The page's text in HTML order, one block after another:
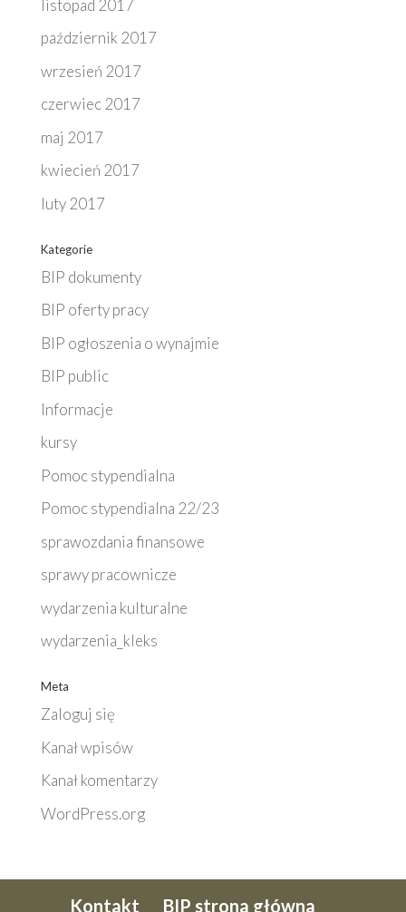
listopad 2017
październik 2017
wrzesień 2017
czerwiec 2017
maj 2017
kwiecień 2017
luty 2017
Kategorie
BIP dokumenty
BIP oferty pracy
BIP ogłoszenia o wynajmie
BIP public
Informacje
kursy
Pomoc stypendialna
Pomoc stypendialna 22/23
sprawozdania finansowe
sprawy pracownicze
wydarzenia kulturalne
wydarzenia_kleks
Meta
Zaloguj się
Kanał wpisów
Kanał komentarzy
WordPress.org
Kontakt BIP strona główna